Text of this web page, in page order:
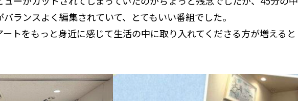
ランスよく編集されていて、とてもいい番組でした。
ートをもっと身近に感じて生活の中に取り入れてくださる方が増えると